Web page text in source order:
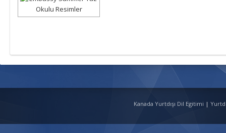
Kanada Yurtdışı Dil Egitimi |